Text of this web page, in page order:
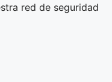
red de seguridad